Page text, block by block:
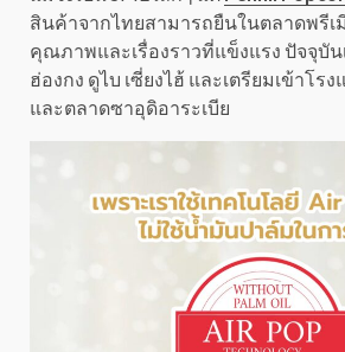
สินค้าจากไทยสามารถยืนในตลาดพรีเ
คุณภาพและเรื่องราวที่แข็งแรง ปัจจุบั
ฮ่องกง ดูไบ เซี่ยงไฮ้ และเตรียมเข้าโร
และตลาดซาอุดิอาระเบีย